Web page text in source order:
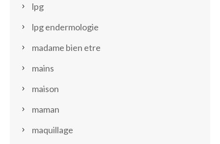
lpg
lpg endermologie
madame bien etre
mains
maison
maman
maquillage